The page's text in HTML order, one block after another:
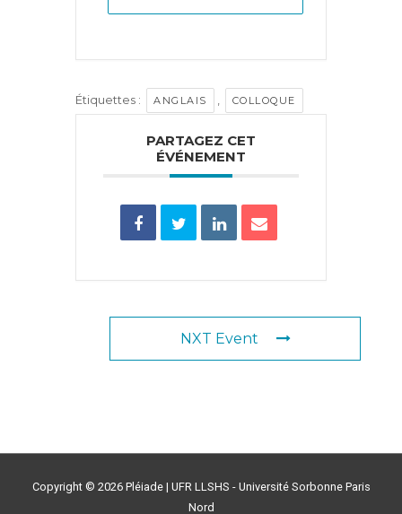
Étiquettes : ANGLAIS COLLOQUE
PARTAGEZ CET
ÉVÉNEMENT
NXT Event
Copyright © 2026 Pléiade| UFR LLSHS - Université Sorbonne Paris
Nord